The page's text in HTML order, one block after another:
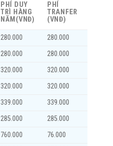
PHÍ DUY
TRÌ HÀNG
NĂM(VNĐ)
PHÍ
TRANFER
(VNĐ)
280.000
280.000
280.000
280.000
320.000
320.000
320.000
320.000
339.000
339.000
285.000
285.000
760.000
76.000